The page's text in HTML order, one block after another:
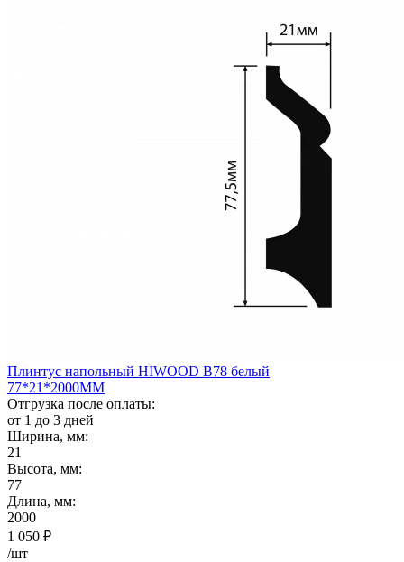
Плинтус напольный HIWOOD B78 белый
77*21*2000ММ
Отгрузка после оплаты:
от 1 до 3 дней
Ширина, мм:
21
Высота, мм:
77
Длина, мм:
2000
1 050 ₽
/шт